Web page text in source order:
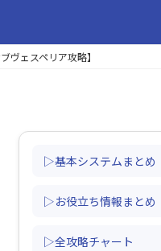
ヴェスペリア攻略】
▷基本システムまとめ
▷お役立ち情報まとめ
▷全攻略チャート